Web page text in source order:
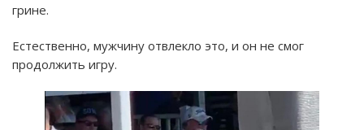
грине.
Естественно, мужчину отвлекло это, и он не смог
продолжить игру.